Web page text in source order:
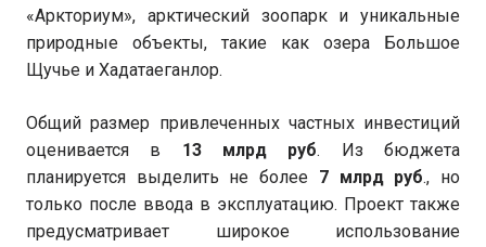
«Аркториум», арктический зоопарк и уникальные
природные объекты, такие как озера Большое
Щучье и Хадатаеганлор.
Общий размер привлеченных частных инвестиций
оценивается в 13 млрд руб. Из бюджета
планируется выделить не более 7 млрд руб., но
только после ввода в эксплуатацию. Проект также
предусматривает широкое использование